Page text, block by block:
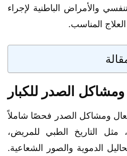
والأمراض الباطنية لإجراء
المناسب.
ومشاكل الصدر للكبار
ومشاكل الصدر فحصًا شاملاً
مثل التاريخ الطبي للمريض،
الدموية والصور الشعاعية.